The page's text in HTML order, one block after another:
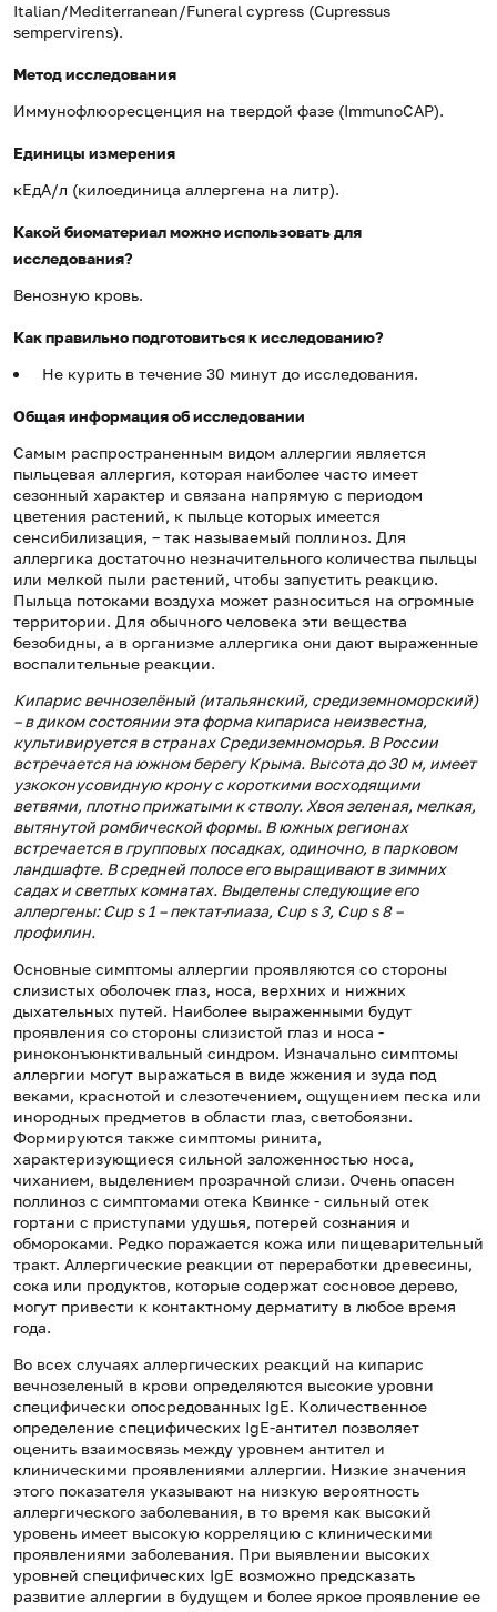
Italian/Mediterranean/Funeral cypress (Cupressus
sempervirens).
Метод исследования
Иммунофлюоресценция на твердой фазе (ImmunoCAP).
Единицы измерения
кЕдА/л (килоединица аллергена на литр).
Какой биоматериал можно использовать для
исследования?
Венозную кровь.
Как правильно подготовиться к исследованию?
Не курить в течение 30 минут до исследования.
Общая информация об исследовании
Самым распространенным видом аллергии является
пыльцевая аллергия, которая наиболее часто имеет
сезонный характер и связана напрямую с периодом
цветения растений, к пыльце которых имеется
сенсибилизация, – так называемый поллиноз. Для
аллергика достаточно незначительного количества пыльцы
или мелкой пыли растений, чтобы запустить реакцию.
Пыльца потоками воздуха может разноситься на огромные
территории. Для обычного человека эти вещества
безобидны, а в организме аллергика они дают выраженные
воспалительные реакции.
Кипарис вечнозелёный (итальянский, средиземноморский)
– в диком состоянии эта форма кипариса неизвестна,
культивируется в странах Средиземноморья. В России
встречается на южном берегу Крыма. Высота до 30 м, имеет
узкоконусовидную крону с короткими восходящими
ветвями, плотно прижатыми к стволу. Хвоя зеленая, мелкая,
вытянутой ромбической формы. В южных регионах
встречается в групповых посадках, одиночно, в парковом
ландшафте. В средней полосе его выращивают в зимних
садах и светлых комнатах. Выделены следующие его
аллергены: Cup s 1 – пектат-лиаза, Cup s 3, Cup s 8 –
профилин.
Основные симптомы аллергии проявляются со стороны
слизистых оболочек глаз, носа, верхних и нижних
дыхательных путей. Наиболее выраженными будут
проявления со стороны слизистой глаз и носа -
риноконъюнктивальный синдром. Изначально симптомы
аллергии могут выражаться в виде жжения и зуда под
веками, краснотой и слезотечением, ощущением песка или
инородных предметов в области глаз, светобоязни.
Формируются также симптомы ринита,
характеризующиеся сильной заложенностью носа,
чиханием, выделением прозрачной слизи. Очень опасен
поллиноз с симптомами отека Квинке - сильный отек
гортани с приступами удушья, потерей сознания и
обмороками. Редко поражается кожа или пищеварительный
тракт. Аллергические реакции от переработки древесины,
сока или продуктов, которые содержат сосновое дерево,
могут привести к контактному дерматиту в любое время
года.
Во всех случаях аллергических реакций на кипарис
вечнозеленый в крови определяются высокие уровни
специфически опосредованных IgE. Количественное
определение специфических IgE-антител позволяет
оценить взаимосвязь между уровнем антител и
клиническими проявлениями аллергии. Низкие значения
этого показателя указывают на низкую вероятность
аллергического заболевания, в то время как высокий
уровень имеет высокую корреляцию с клиническими
проявлениями заболевания. При выявлении высоких
уровней специфических IgE возможно предсказать
развитие аллергии в будущем и более яркое проявление ее